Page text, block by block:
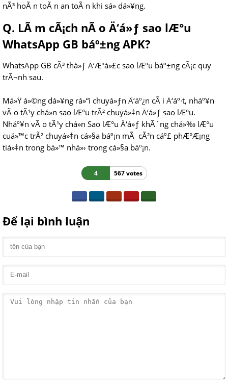
nÃ³ hoÃ n toÃ n an toÃ n khi sá»­ dá»¥ng.
Q. LÃ m cÃ¡ch nÃ o Ä‘á»ƒ sao lÆ°u
WhatsApp GB báº±ng APK?
WhatsApp GB cÃ³ thá»ƒ Ä‘Æ°á»£c sao lÆ°u báº±ng cÃ¡c quy
trÃ¬nh sau.
Má»Ÿ á»©ng dá»¥ng rá»“i chuyá»ƒn Ä‘áº¿n cÃ i Ä‘áº·t, nháº¥n
vÃ o tÃ¹y chá»n sao lÆ°u trÃ² chuyá»‡n Ä‘á»ƒ sao lÆ°u.
Nháº¥n vÃ o tÃ¹y chá»n Sao lÆ°u Ä‘á»ƒ khÃ´ng chá»‰ lÆ°u
cuá»™c trÃ² chuyá»‡n cá»§a báº¡n mÃ cÃ²n cáº£ phÆ°Æ¡ng
tiá»‡n trong bá»™ nhá»› trong cá»§a báº¡n.
4 567 votes
Để lại bình luận